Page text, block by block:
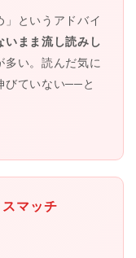
」というアドバイ
いまま流し読みし
多い。読んだ気に
びていない──と
マッチ